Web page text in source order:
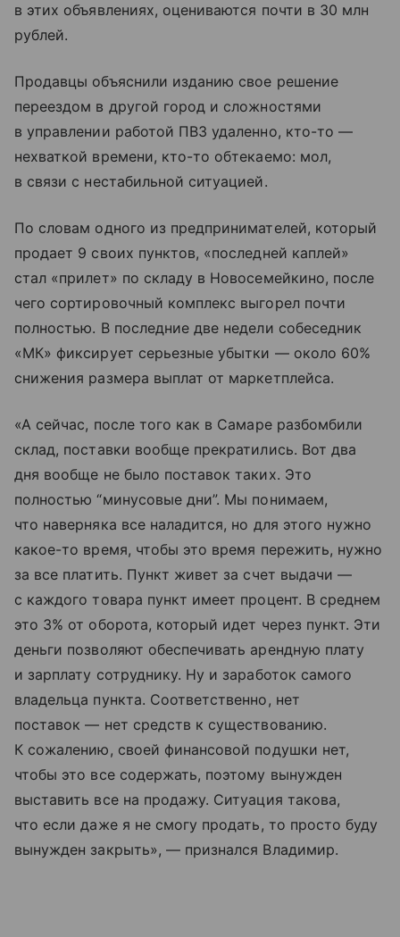
в этих объявлениях, оцениваются почти в 30 млн
рублей.
Продавцы объяснили изданию свое решение
переездом в другой город и сложностями
в управлении работой ПВЗ удаленно, кто-то —
нехваткой времени, кто-то обтекаемо: мол,
в связи с нестабильной ситуацией.
По словам одного из предпринимателей, который
продает 9 своих пунктов, «последней каплей»
стал «прилет» по складу в Новосемейкино, после
чего сортировочный комплекс выгорел почти
полностью. В последние две недели собеседник
«МК» фиксирует серьезные убытки — около 60%
снижения размера выплат от маркетплейса.
«А сейчас, после того как в Самаре разбомбили
склад, поставки вообще прекратились. Вот два
дня вообще не было поставок таких. Это
полностью “минусовые дни”. Мы понимаем,
что наверняка все наладится, но для этого нужно
какое-то время, чтобы это время пережить, нужно
за все платить. Пункт живет за счет выдачи —
с каждого товара пункт имеет процент. В среднем
это 3% от оборота, который идет через пункт. Эти
деньги позволяют обеспечивать арендную плату
и зарплату сотруднику. Ну и заработок самого
владельца пункта. Соответственно, нет
поставок — нет средств к существованию.
К сожалению, своей финансовой подушки нет,
чтобы это все содержать, поэтому вынужден
выставить все на продажу. Ситуация такова,
что если даже я не смогу продать, то просто буду
вынужден закрыть», — признался Владимир.